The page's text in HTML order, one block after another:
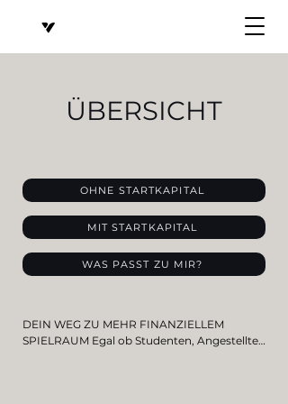
ÜBERSICHT
OHNE STARTKAPITAL
MIT STARTKAPITAL
WAS PASST ZU MIR?
DEIN WEG ZU MEHR FINANZIELLEM
SPIELRAUM Egal ob Studenten, Angestellte